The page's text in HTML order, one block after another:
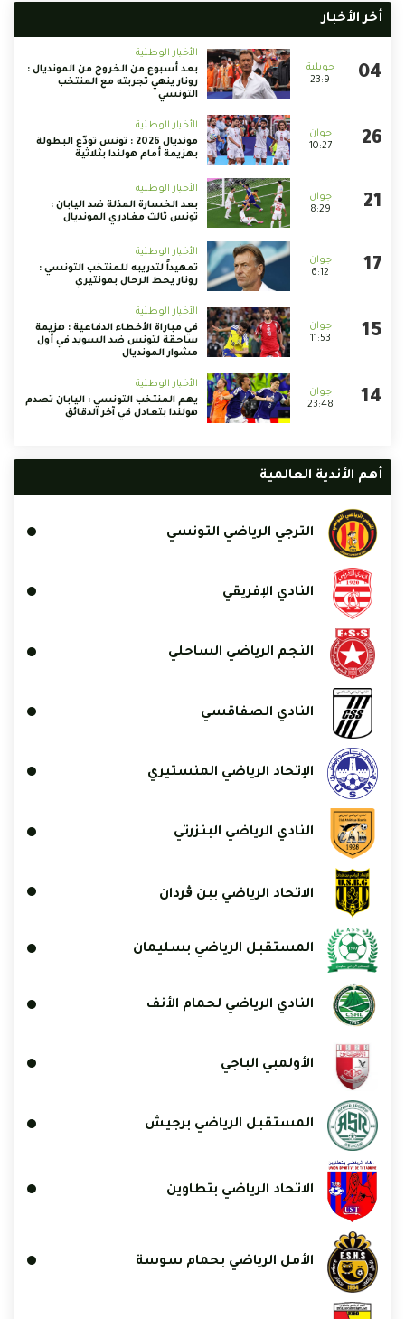
أخر الأخبار
23:9
الأخبار الوطنية
بعد أسبوع من الخروج من المونديال :
رونار ينهي تجربته مع المنتخب
التونسي
10:27
الأخبار الوطنية
مونديال 2026 : تونس تودّع البطولة
بهزيمة أمام هولندا بثلاثية
8:29
الأخبار الوطنية
بعد الخسارة المذلة ضد اليابان :
تونس ثالث مغادري المونديال
6:12
الأخبار الوطنية
تمهيداً لتدريبه للمنتخب التونسي :
رونار يحط الرحال بمونتيري
11:53
الأخبار الوطنية
في مباراة الأخطاء الدفاعية : هزيمة
ساحقة لتونس ضد السويد في أول
مشوار المونديال
23:48
الأخبار الوطنية
يهم المنتخب التونسي : اليابان تصدم
هولندا بتعادل في آخر الدقائق
أهم الأندية العالمية
الترجي الرياضي التونسي
النادي الإفريقي
النجم الرياضي الساحلي
النادي الصفاقسي
الإتحاد الرياضي المنستيري
النادي الرياضي البنزرتي
الاتحاد الرياضي ببن ڨردان
المستقبل الرياضي بسليمان
النادي الرياضي لحمام الأنف
الأولمبي الباجي
المستقبل الرياضي برجيش
الاتحاد الرياضي بتطاوين
الأمل الرياضي بحمام سوسة